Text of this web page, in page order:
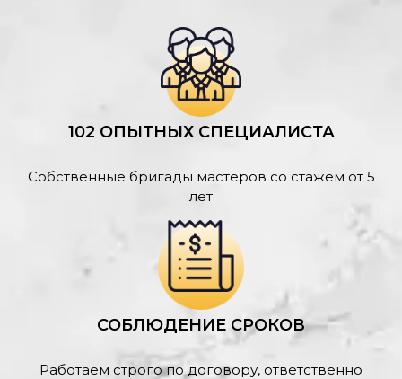
102 ОПЫТНЫХ СПЕЦИАЛИСТА
Собственные бригады мастеров со стажем от 5
лет
СОБЛЮДЕНИЕ СРОКОВ
Работаем строго по договору, ответственно